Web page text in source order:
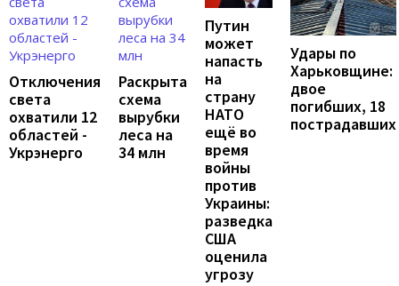
Отключения
света
охватили 12
областей -
Укрэнерго
Раскрыта
схема
вырубки
леса на
34 млн
Путин
может
напасть
на
страну
НАТО
ещё во
время
войны
против
Украины:
разведка
США
оценила
угрозу
Удары по
Харьковщине:
двое
погибших, 18
пострадавших